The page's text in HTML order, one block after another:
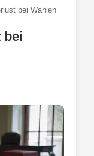
bei Wahlen
bei